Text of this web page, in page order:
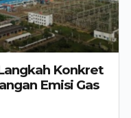
Konkret
Emisi Gas